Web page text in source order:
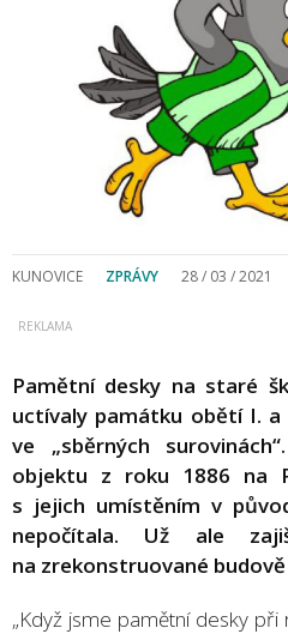
KUNOVICE ZPRÁVY 28 / 03 / 2021
Pamětní desky na staré
uctívaly památku obětí I.
ve „sběrných
objektu z roku 1886 na
s jejich umístěním v
nepočítala. Už ale
na zrekonstruované
„Když jsme pamětní desky